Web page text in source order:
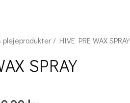
plejeprodukter/ HIVE PRE WAX SPRAY
SPRAY
Price
139.00 kr.